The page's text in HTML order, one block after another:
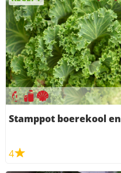
Stamppot boerekool
4